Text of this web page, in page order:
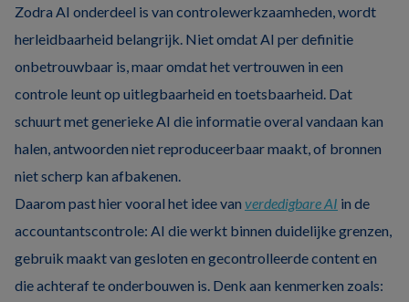
Zodra AI onderdeel is van controlewerkzaamheden, wordt
herleidbaarheid belangrijk. Niet omdat AI per definitie
onbetrouwbaar is, maar omdat het vertrouwen in een
controle leunt op uitlegbaarheid en toetsbaarheid. Dat
schuurt met generieke AI die informatie overal vandaan kan
halen, antwoorden niet reproduceerbaar maakt, of bronnen
niet scherp kan afbakenen.
Daarom past hier vooral het idee van verdedigbare AI in de
accountantscontrole: AI die werkt binnen duidelijke grenzen,
gebruik maakt van gesloten en gecontrolleerde content en
die achteraf te onderbouwen is. Denk aan kenmerken zoals: